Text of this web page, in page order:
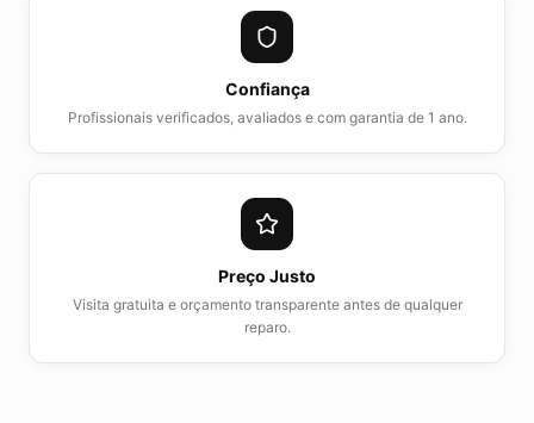
Confiança
Profissionais verificados, avaliados e com garantia de 1 ano.
Preço Justo
Visita gratuita e orçamento transparente antes de qualquer
reparo.